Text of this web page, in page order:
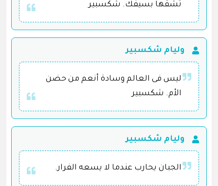
تشقها بسيفك. شكسبير
وليام شكسبير
ليس فى العالم وسادة أنعم من حضن
الأم. شكسبير
وليام شكسبير
الجبان يحارب عندما لا يسعه الفرار.